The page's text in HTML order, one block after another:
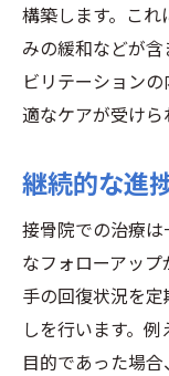
構築します。こ
みの緩和などが
ビリテーション
適なケアが受けら
継続的な進
接骨院での治療
なフォローアッ
手の回復状況を
しを行います。
目的であった場